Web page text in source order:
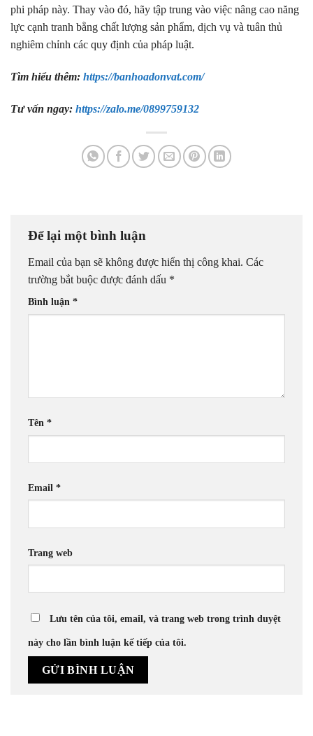
phi pháp này. Thay vào đó, hãy tập trung vào việc nâng cao năng
lực cạnh tranh bằng chất lượng sản phẩm, dịch vụ và tuân thủ
nghiêm chỉnh các quy định của pháp luật.
Tìm hiểu thêm: https://banhoadonvat.com/
Tư vấn ngay: https://zalo.me/0899759132
Để lại một bình luận
Email của bạn sẽ không được hiển thị công khai. Các
trường bắt buộc được đánh dấu *
Bình luận *
Tên *
Email *
Trang web
Lưu tên của tôi, email, và trang web trong trình duyệt
này cho lần bình luận kế tiếp của tôi.